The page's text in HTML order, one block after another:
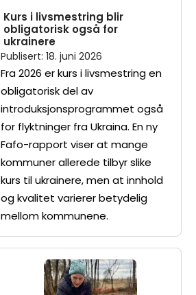
Kurs i livsmestring blir
obligatorisk også for
ukrainere
Publisert: 18. juni 2026
Fra 2026 er kurs i livsmestring en
obligatorisk del av
introduksjonsprogrammet også
for flyktninger fra Ukraina. En ny
Fafo-rapport viser at mange
kommuner allerede tilbyr slike
kurs til ukrainere, men at innhold
og kvalitet varierer betydelig
mellom kommunene.